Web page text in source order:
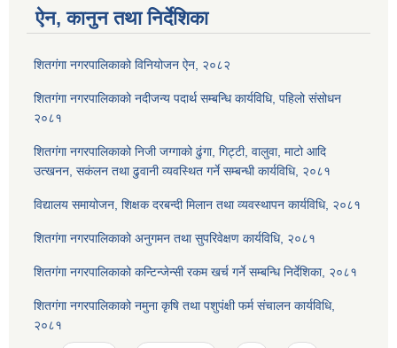
ऐन, कानुन तथा निर्देशिका
शितगंगा नगरपालिकाको विनियोजन ऐन, २०८२
शितगंगा नगरपालिकाको नदीजन्य पदार्थ सम्बन्धि कार्यविधि, पहिलो संसोधन
२०८१
शितगंगा नगरपालिकाको निजी जग्गाको ढुंगा, गिट्टी, वालुवा, माटो आदि
उत्खनन, सकंलन तथा ढुवानी व्यवस्थित गर्ने सम्बन्धी कार्यविधि, २०८१
विद्यालय समायोजन, शिक्षक दरबन्दी मिलान तथा व्यवस्थापन कार्यविधि, २०८१
शितगंगा नगरपालिकाको अनुगमन तथा सुपरिवेक्षण कार्यविधि, २०८१
शितगंगा नगरपालिकाको कन्टिन्जेन्सी रकम खर्च गर्ने सम्बन्धि निर्देशिका, २०८१
शितगंगा नगरपालिकाको नमुना कृषि तथा पशुपंक्षी फर्म संचालन कार्यविधि,
२०८१